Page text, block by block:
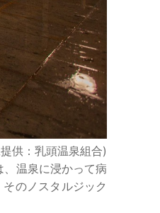
供：乳頭温泉組合)
温泉に浸かって病
のノスタルジック